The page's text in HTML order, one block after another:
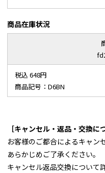
商品在庫状況
税込 648円
商品記号：D6BN
［キャンセル・返品・交換に
お客様のご都合によるキャン
あらかじめご了承ください。
キャンセル返品交換について